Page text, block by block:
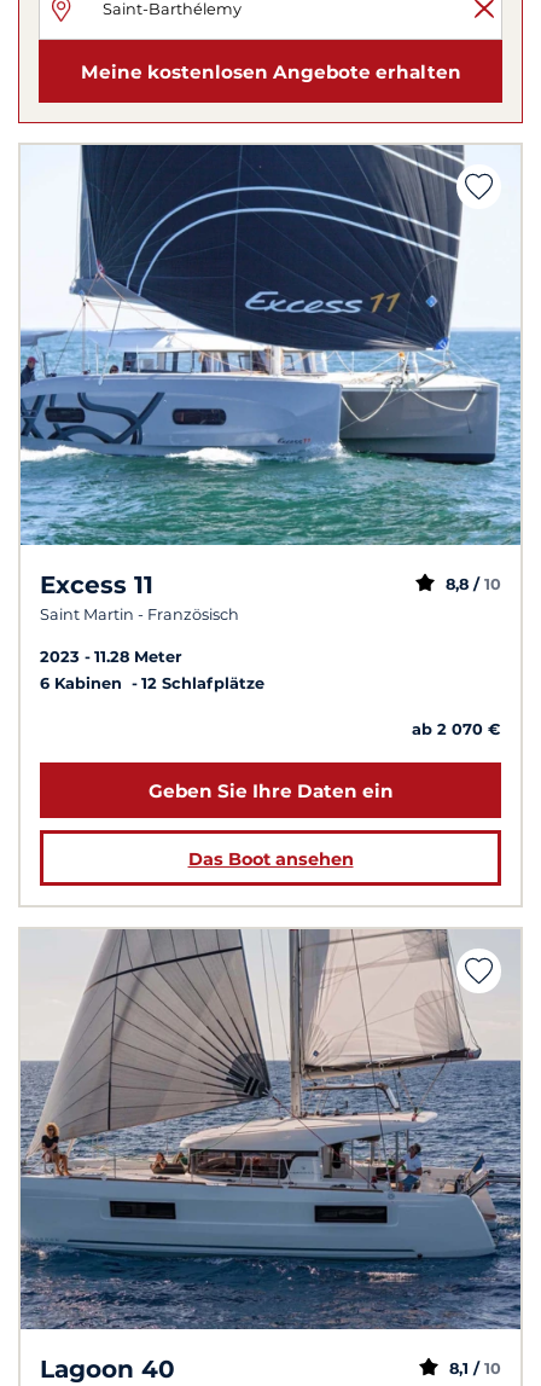
Meine kostenlosen Angebote erhalten
Excess 11
Saint Martin - Französisch
8,8 / 10
2023
11.28 Meter
6 Kabinen
12 Schlafplätze
ab 2 070 €
Geben Sie Ihre Daten ein
Das Boot ansehen
Lagoon 40 8,1 / 10